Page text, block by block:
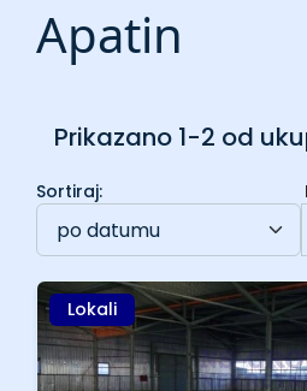
Apatin
Prikazano 1-2 od
Sortiraj:
po datumu
Lokali